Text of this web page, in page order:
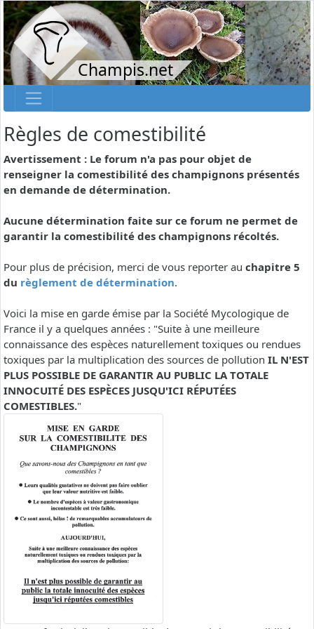
Champis.net
Règles de comestibilité
Avertissement : Le forum n'a pas pour objet de
renseigner la comestibilité des champignons présentés
en demande de détermination.
Aucune détermination faite sur ce forum ne permet de
garantir la comestibilité des champignons récoltés.
Pour plus de précision, merci de vous reporter au chapitre 5
du règlement de détermination.
Voici la mise en garde émise par la Société Mycologique de
France il y a quelques années : "Suite à une meilleure
connaissance des espèces naturellement toxiques ou rendues
toxiques par la multiplication des sources de pollution IL N'EST
PLUS POSSIBLE DE GARANTIR AU PUBLIC LA TOTALE
INNOCUITÉ DES ESPÈCES JUSQU'ICI RÉPUTÉES
COMESTIBLES."